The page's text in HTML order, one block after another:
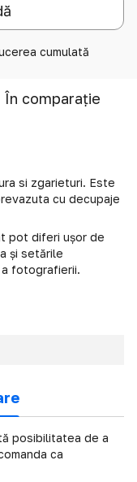
cumulată
În comparație
si zgarieturi. Este
cu decupaje
pot diferi ușor de
și setările
a fotografierii.
posibilitatea de a
ca